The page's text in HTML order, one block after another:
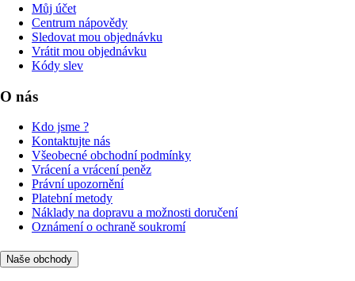
Můj účet
Centrum nápovědy
Sledovat mou objednávku
Vrátit mou objednávku
Kódy slev
O nás
Kdo jsme ?
Kontaktujte nás
Všeobecné obchodní podmínky
Vrácení a vrácení peněz
Právní upozornění
Platební metody
Náklady na dopravu a možnosti doručení
Oznámení o ochraně soukromí
Naše obchody